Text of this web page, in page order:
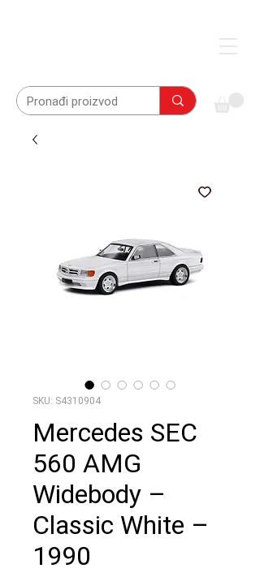
SKU: S4310904
Mercedes SEC
560 AMG
Widebody –
Classic White –
1990